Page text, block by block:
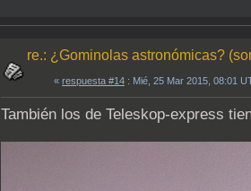
re.: ¿Gominolas astronómicas?
« respuesta #14 : Mié, 25 Mar 2015, 08:01
También los de Teleskop-express